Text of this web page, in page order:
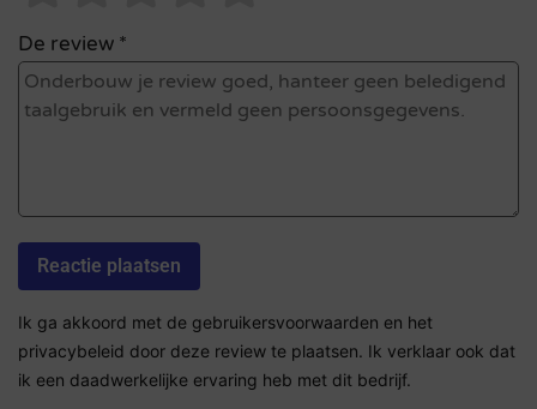
De review *
Ik ga akkoord met de gebruikersvoorwaarden en het
privacybeleid door deze review te plaatsen. Ik verklaar ook dat
ik een daadwerkelijke ervaring heb met dit bedrijf.